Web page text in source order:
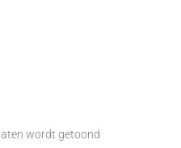
wordt getoond